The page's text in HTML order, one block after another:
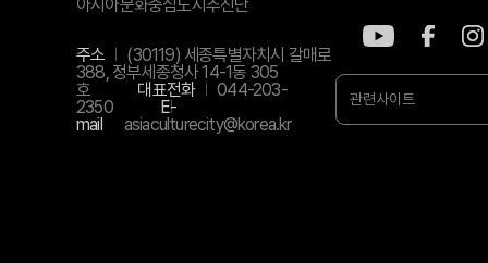
아시아문화중심도시추진단
주소
(30119) 세종특별자치시 갈매로
388, 정부세종청사 14-1동 305
호
대표전화
044-203-
2350
E-
mail
asiaculturecity@korea.kr
관련사이트